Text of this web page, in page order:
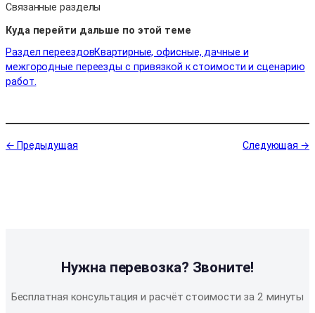
Связанные разделы
Куда перейти дальше по этой теме
Раздел переездовКвартирные, офисные, дачные и
межгородные переезды с привязкой к стоимости и сценарию
работ.
← Предыдущая Следующая →
Нужна перевозка? Звоните!
Бесплатная консультация и расчёт стоимости за 2 минуты